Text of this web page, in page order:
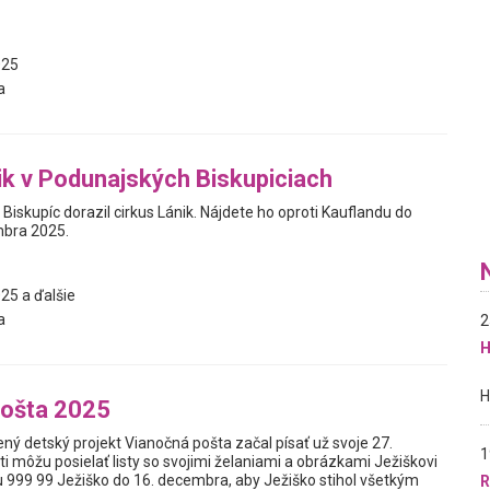
v Podunajských Biskupiciach
dorazil cirkus Lánik. Nájdete ho oproti Kauflandu do
2025.
a ďalšie
2025
detský projekt Vianočná pošta začal písať už svoje 27.
môžu posielať listy so svojimi želaniami a obrázkami Ježiškovi
99 Ježiško do 16. decembra, aby Ježiško stihol všetkým